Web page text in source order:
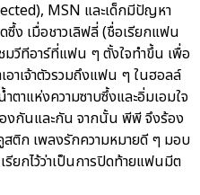
MSN และเด็กมีปัญหา
ง เมื่อชาวเลิฟลี่ (ชื่อเรียกแฟน
วีทีอาร์ที่แฟน ๆ ตั้งใจทำขึ้น เพื่อ
าเจ้าตัวรวมถึงแฟน ๆ ในฮอลล์
ตาแห่งความซาบซึ้งและอิ่มเอมใจ
งกันและกัน จากนั้น พีพี จึงร้อง
ติก เพลงรักความหมายดี ๆ มอบ
ยกไว้ว่าเป็นการปิดท้ายแฟนมีต